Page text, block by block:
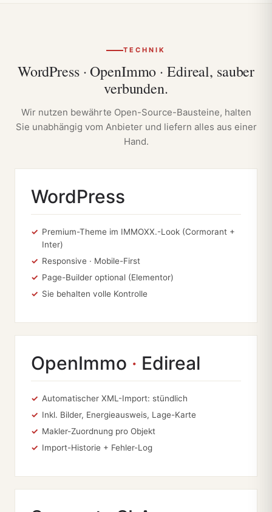
TECHNIK
WordPress · OpenImmo · Edireal, sauber
verbunden.
Wir nutzen bewährte Open-Source-Bausteine, halten
Sie unabhängig vom Anbieter und liefern alles aus einer
Hand.
WordPress
Premium-Theme im IMMOXX.-Look (Cormorant +
Inter)
Responsive · Mobile-First
Page-Builder optional (Elementor)
Sie behalten volle Kontrolle
OpenImmo · Edireal
Automatischer XML-Import: stündlich
Inkl. Bilder, Energieausweis, Lage-Karte
Makler-Zuordnung pro Objekt
Import-Historie + Fehler-Log